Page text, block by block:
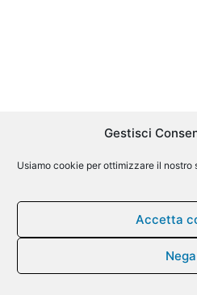
Gestisci
Usiamo cookie per ottimizzare il nostro
Accetta
Nega